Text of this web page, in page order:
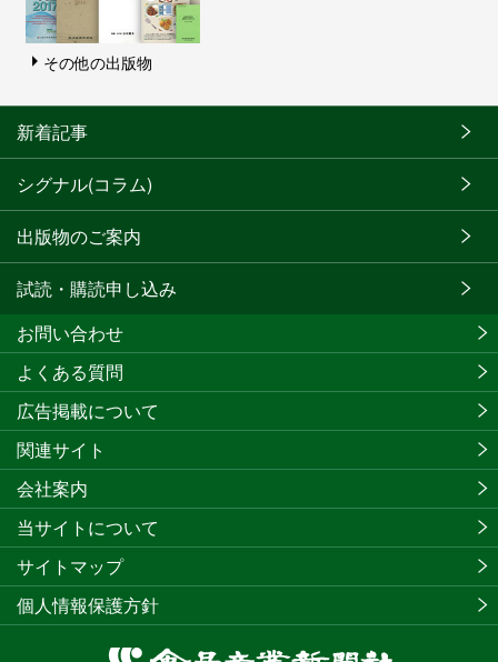
その他の出版物
新着記事
シグナル(コラム)
出版物のご案内
試読・購読申し込み
お問い合わせ
よくある質問
広告掲載について
関連サイト
会社案内
当サイトについて
サイトマップ
個人情報保護方針